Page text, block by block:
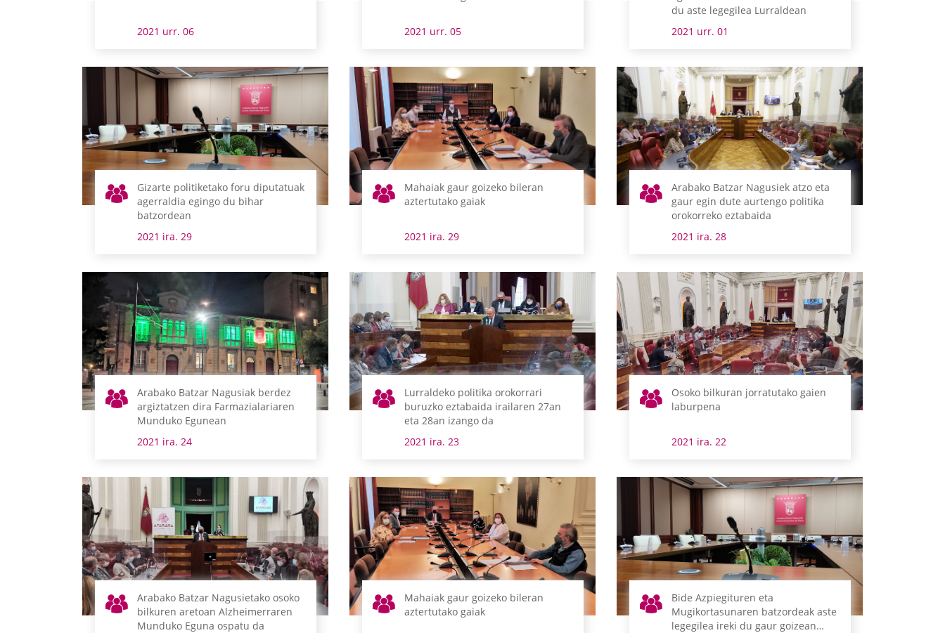
2021 urr. 06 2021 urr. 05
du aste legegilea Lurraldean
2021 urr. 01
Gizarte politiketako foru diputatuak
agerraldia egingo du bihar
batzordean
2021 ira. 29
Mahaiak gaur goizeko bileran
aztertutako gaiak
2021 ira. 29
Arabako Batzar Nagusiek atzo eta
gaur egin dute aurtengo politika
orokorreko eztabaida
2021 ira. 28
Arabako Batzar Nagusiak berdez
argiztatzen dira Farmazialariaren
Munduko Egunean
2021 ira. 24
Lurraldeko politika orokorrari
buruzko eztabaida irailaren 27an
eta 28an izango da
2021 ira. 23
Osoko bilkuran jorratutako gaien
laburpena
2021 ira. 22
Arabako Batzar Nagusietako osoko
bilkuren aretoan Alzheimerraren
Munduko Eguna ospatu da
Mahaiak gaur goizeko bileran
aztertutako gaiak
Bide Azpiegituren eta
Mugikortasunaren batzordeak aste
legegilea ireki du gaur goizean